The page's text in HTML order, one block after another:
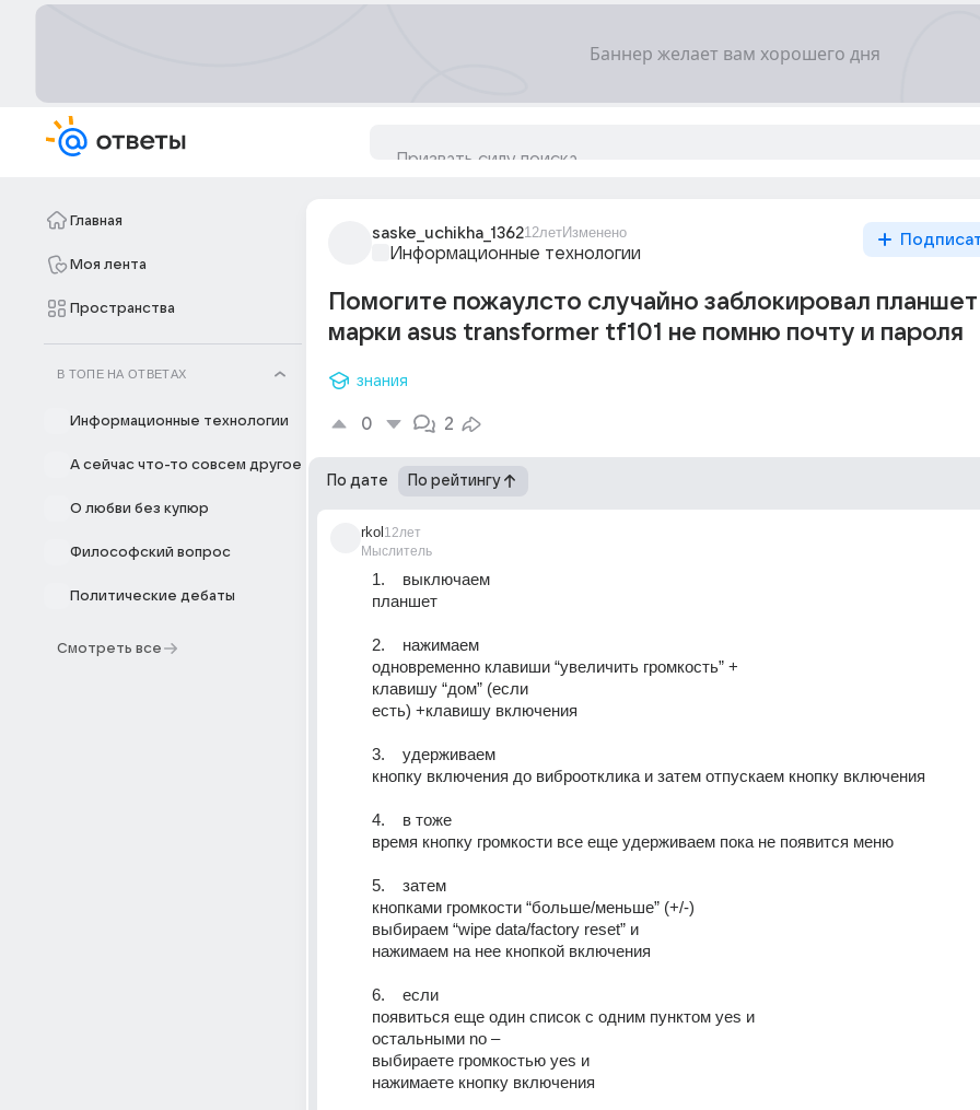
Главная
Моя лента
Пространства
В ТОПЕ НА ОТВЕТАХ
Информационные технологии
А сейчас что-то совсем другое
О любви без купюр
Философский вопрос
Политические дебаты
Смотреть все
saske_uchikha_136212летИзменено
Информационные технологии
Помогите пожаулсто случайно заблокировал планшет
марки asus transformer tf101 не помню почту и пароля
знания
0 2
По дате По рейтингу
rkol
Мыслитель
12лет
1.    выключаем
планшет
2.    нажимаем
одновременно клавиши “увеличить громкость” +
клавишу “дом” (если
есть) +клавишу включения
3.    удерживаем
кнопку включения до виброотклика и затем отпускаем кнопку включения
4.    в тоже
время кнопку громкости все еще удерживаем пока не появится меню
5.    затем
кнопками громкости “больше/меньше” (+/-)
выбираем “wipe data/factory reset” и
нажимаем на нее кнопкой включения
6.    если
появиться еще один список с одним пунктом yes и
остальными no –
выбираете громкостью yes и
нажимаете кнопку включения